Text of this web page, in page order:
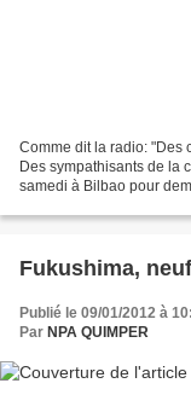
Comme dit la radio: "Des
Des sympathisants de la
samedi à Bilbao pour
Fukushima,
Publié le 09/01/2012 à
Par NPA QUIMPER